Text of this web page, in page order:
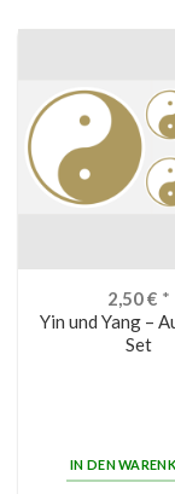
2,50€ *
Yin und Yang –
Set
IN DEN